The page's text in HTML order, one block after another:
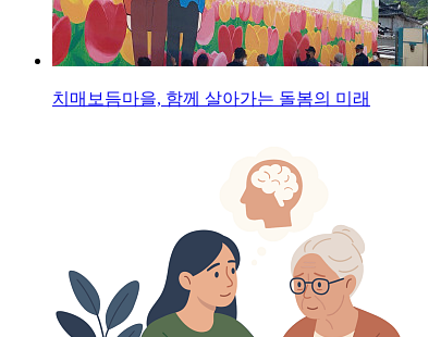
치매보듬마을, 함께 살아가는 돌봄의 미래